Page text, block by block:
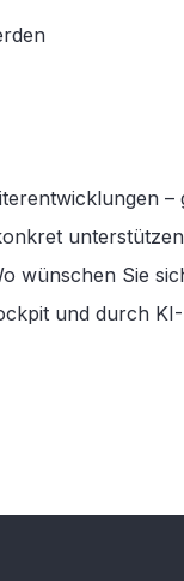
–
wünschen Sie
und durch